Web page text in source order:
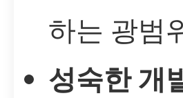
하는 광범
성숙한 개